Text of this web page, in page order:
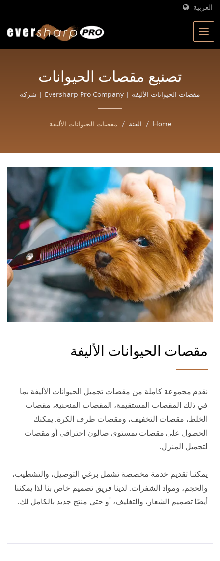
العربية
تصنيع مقصات الحيوانات
الأليفة | مقصات مطروقة
عالية الدقة للصالونات
والحلاقين | Eversharp Pro
Company
مقصات الحيوانات الأليفة | Eversharp Pro Company | شركة
تصنيع مقصات معتمدة من ISO بخبرة تزيد عن 40 عامًا
Home
/ الفئة / مقصات الحيوانات الأليفة
مقصات الحيوانات الأليفة
نقدم مجموعة كاملة من مقصات تجميل الحيوانات الأليفة بما
في ذلك المقصات المستقيمة، المقصات المنحنية، مقصات
الخلط، مقصات التخفيف، ومقصات طرف الكرة. يمكنك
الحصول على مقصات بمستوى صالون احترافي أو مقصات
لتجميل المنزل.
يمكننا تقديم خدمة مخصصة تشمل برغي التوصيل، والتشطيب،
والحجم، ومواد الشفرات. لدينا فريق تصميم خاص بنا لذا يمكننا
أيضًا تصميم الشعار، والتغليف، أو حتى منتج جديد بالكامل لك.